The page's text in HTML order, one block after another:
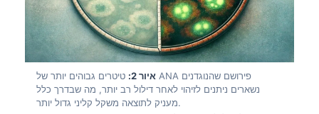
איור 2:
טיטרים גבוהים יותר של ANA פירושם שהנוגדנים
נשארים ניתנים לזיהוי לאחר דילול רב יותר, מה שבדרך כלל
מעניק לתוצאה משקל קליני גדול יותר.